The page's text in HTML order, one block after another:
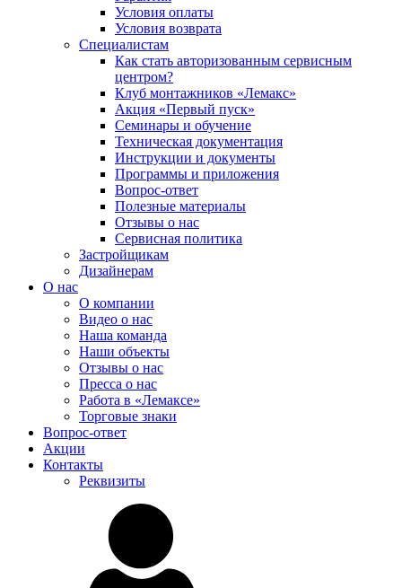
Условия оплаты
Условия возврата
Специалистам
Как стать авторизованным сервисным
центром?
Клуб монтажников «Лемакс»
Акция «Первый пуск»
Семинары и обучение
Техническая документация
Инструкции и документы
Программы и приложения
Вопрос-ответ
Полезные материалы
Отзывы о нас
Сервисная политика
Застройщикам
Дизайнерам
О нас
О компании
Видео о нас
Наша команда
Наши объекты
Отзывы о нас
Пресса о нас
Работа в «Лемаксе»
Торговые знаки
Вопрос-ответ
Акции
Контакты
Реквизиты